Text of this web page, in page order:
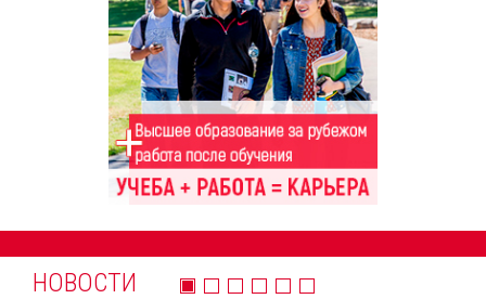
НОВОСТИ